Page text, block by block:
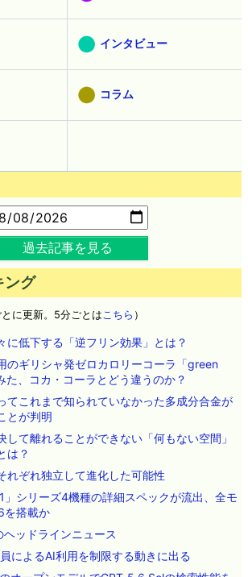
インタビュー
コラム
過去記事を見る
ング
に更新。5分ごとは こちら ）
に低下する「逆フリン効果」とは？
のギリシャ発ゼロカロリーコーラ「green
た、コカ・コーラとどう違うのか？
てこれまで知られていなかった多成分合金が
とが判明
して離れることができない「何もない空間」
は？
れぞれ独立して進化した可能性
」シリーズ4機種の詳細スペックが流出、全モ
を搭載か
ッドラインニュース
によるAI利用を制限する動きに出る